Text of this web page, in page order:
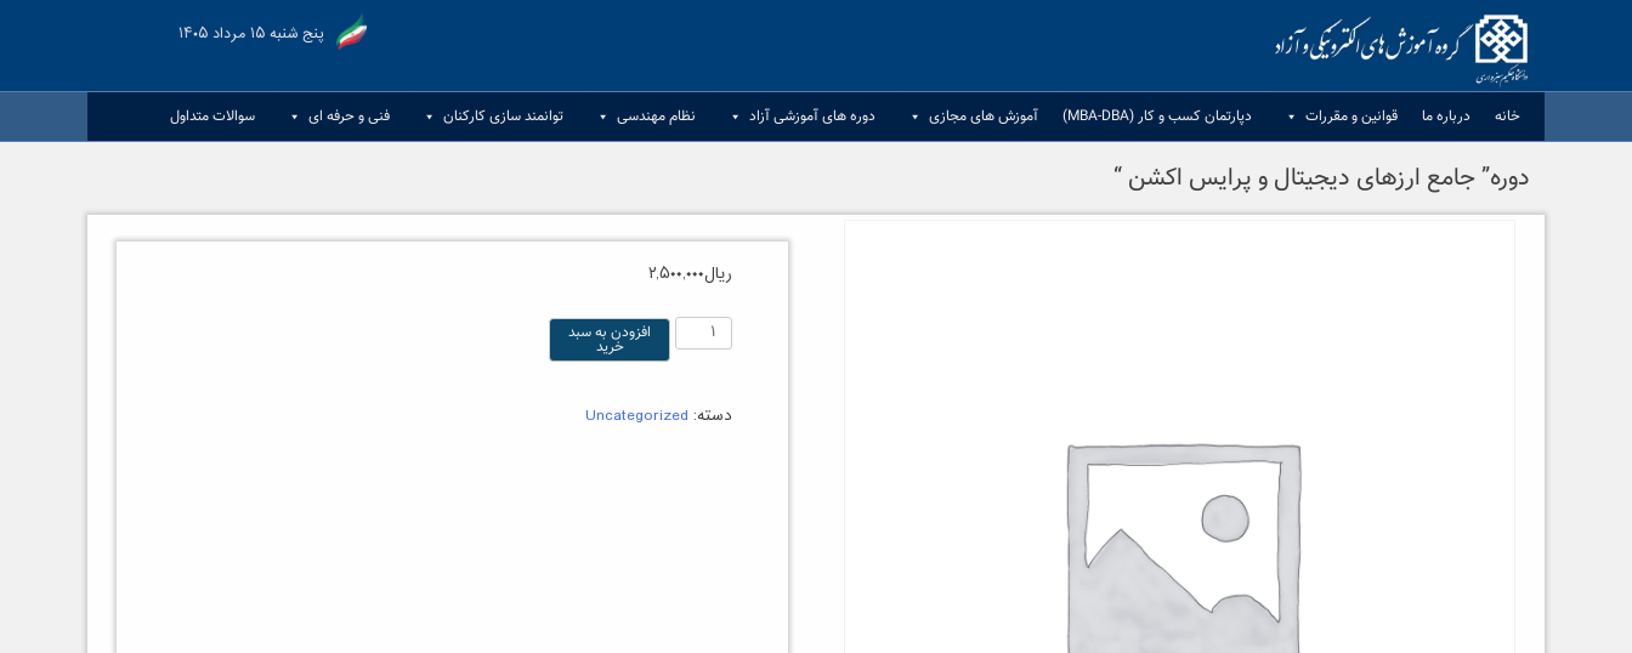
پنج شنبه ۱۵ مرداد ۱۴۰۵
خانه درباره ما قوانين و مقررات دپارتمان کسب و کار (MBA-DBA) آموزش های مجازی دوره های آموزشی آزاد نظام مهندسی توانمند سازی کارکنان فنی و حرفه ای سوالات متداول
دوره” جامع ارزهای دیجیتال و پرایس اکشن “
ریال۲,۵۰۰,۰۰۰
دوره”
ارزهای
افزودن به سبد
خرید
دسته: Uncategorized